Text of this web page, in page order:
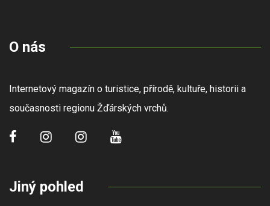
O nás
Internetový magazín o turistice, přírodě, kultuře, historii a
současnosti regionu Žďárských vrchů.
Jiný pohled